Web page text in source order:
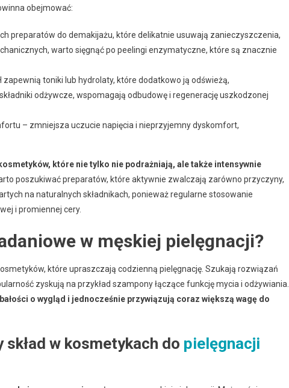
obejmować:
preparatów do demakijażu, które delikatnie usuwają zanieczyszczenia,
warto sięgnąć po peelingi enzymatyczne, które są znacznie
toniki lub hydrolaty, które dodatkowo ją odświeżą,
odżywcze, wspomagają odbudowę i regenerację uszkodzonej
– zmniejsza uczucie napięcia i nieprzyjemny dyskomfort,
które nie tylko nie podrażniają, ale także intensywnie
poszukiwać preparatów, które aktywnie zwalczają zarówno przyczyny,
na naturalnych składnikach, ponieważ regularne stosowanie
i promiennej cery.
w męskiej pielęgnacji?
które upraszczają codzienną pielęgnację. Szukają rozwiązań
zyskują na przykład szampony łączące funkcję mycia i odżywiania.
o wygląd i jednocześnie przywiązują coraz większą wagę do
w kosmetykach do pielęgnacji